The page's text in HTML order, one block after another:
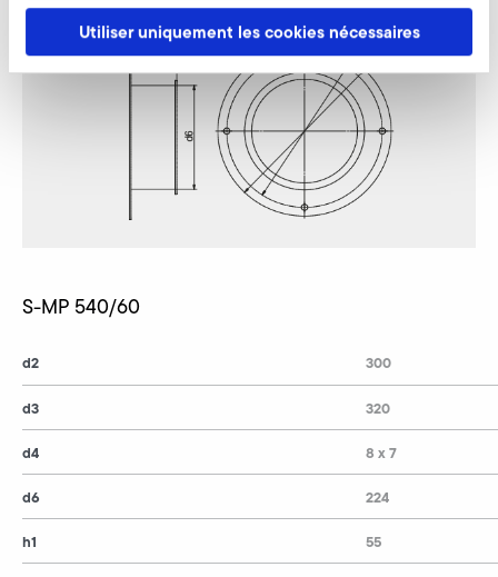
Utiliser uniquement les cookies nécessaires
S-MP 540/60
d2
d3
d4
d6
h1
300
320
8 x 7
224
55